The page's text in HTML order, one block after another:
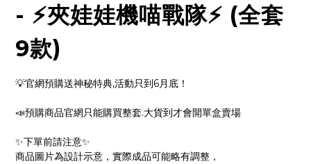
- ⚡夾娃娃機喵戰隊⚡ (全套
9款)
💡官網預購送神秘特典,活動只到6月底！
📣預購商品官網只能購買整套.大貨到才會開單盒賣場
✨下單前請注意✨
商品圖片為設計示意，實際成品可能略有調整，